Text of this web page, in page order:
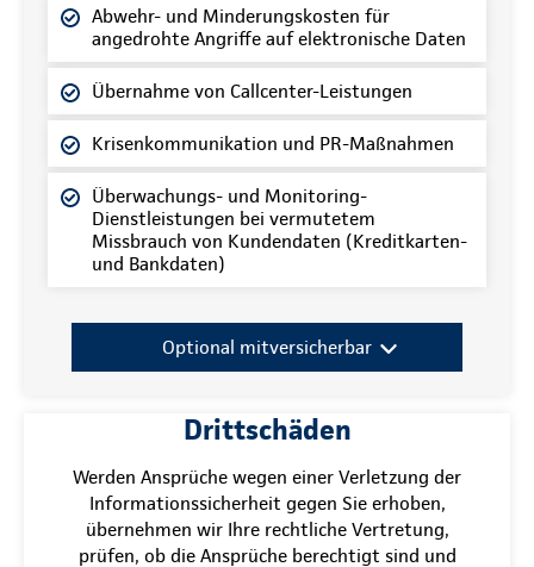
Abwehr- und Minderungskosten für
angedrohte Angriffe auf elektronische Daten
Übernahme von Callcenter-Leistungen
Krisenkommunikation und PR-Maßnahmen
Überwachungs- und Monitoring-
Dienstleistungen bei vermutetem
Missbrauch von Kundendaten (Kreditkarten-
und Bankdaten)
Optional mitversicherbar
Drittschäden
Werden Ansprüche wegen einer Verletzung der
Informationssicherheit gegen Sie erhoben,
übernehmen wir Ihre rechtliche Vertretung,
prüfen, ob die Ansprüche berechtigt sind und